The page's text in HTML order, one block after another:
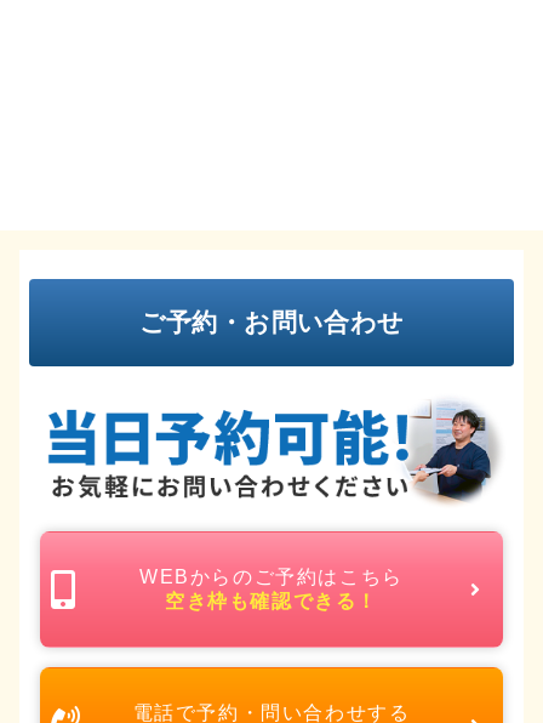
ご予約・お問い合わせ
WEBからのご予約はこちら
空き枠も確認できる！
電話で予約・問い合わせする